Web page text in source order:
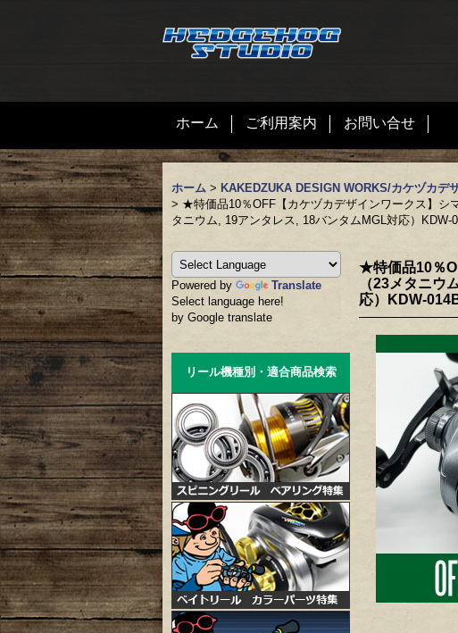
ホーム ご利用案内 お問い合せ
ホーム > KAKEDZUKA DESIGN WORKS/カケヅカデ
> ★特価品10％OFF【カケヅカデザインワークス】シ
タニウム, 19アンタレス, 18バンタムMGL対応）KDW-
Powered by
Translate
Select language here!
by Google translate
リール機種別・適合商品検索
★特価品10％
（23メタニウ
応）KDW-